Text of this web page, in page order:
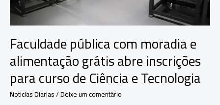
Faculdade pública com moradia e
alimentação grátis abre inscrições
para curso de Ciência e Tecnologia
Noticias Diarias/Deixe um comentário